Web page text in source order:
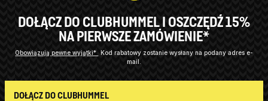
DOŁĄCZ DO CLUBHUMMEL I OSZCZĘDŹ 15%
NA PIERWSZE ZAMÓWIENIE*
Obowiązują pewne wyjątki* Kod rabatowy zostanie wysłany na podany adres e-
mail.
DOŁĄCZ DO CLUBHUMMEL